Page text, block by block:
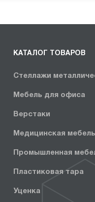
КАТАЛОГ ТОВАРОВ
Стеллажи
Мебель для офиса
Верстаки
Медицинская мебель
Промышленная
Пластиковая тара
Уценка